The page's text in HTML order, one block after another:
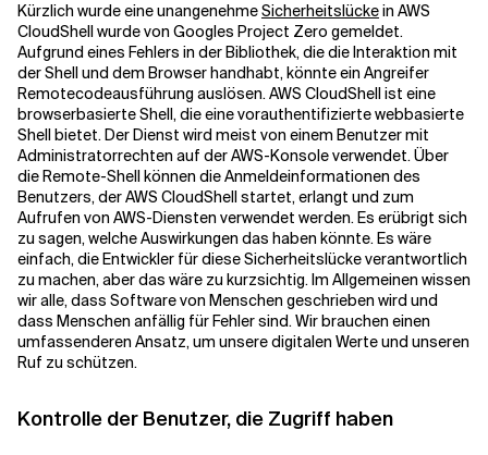
Verwandte Themen
Kürzlich wurde eine unangenehmeSicherheitslückein AWS
CloudShell wurde von Googles Project Zero gemeldet.
Aufgrund eines Fehlers in der Bibliothek, die die Interaktion mit
der Shell und dem Browser handhabt, könnte ein Angreifer
Remotecodeausführung auslösen. AWS CloudShell ist eine
browserbasierte Shell, die eine vorauthentifizierte webbasierte
Shell bietet. Der Dienst wird meist von einem Benutzer mit
Administratorrechten auf der AWS-Konsole verwendet.Über
die Remote-Shell können die Anmeldeinformationen des
Benutzers, der AWS CloudShell startet, erlangt und zum
Aufrufen von AWS-Diensten verwendet werden. Es erübrigt sich
zu sagen, welche Auswirkungen das haben könnte. Es wäre
einfach, die Entwickler für diese Sicherheitslücke verantwortlich
zu machen, aber das wäre zu kurzsichtig. Im Allgemeinen wissen
wir alle, dass Software von Menschen geschrieben wird und
dass Menschen anfällig für Fehler sind. Wir brauchen einen
umfassenderen Ansatz, um unsere digitalen Werte und unseren
Ruf zu schützen.
Kontrolle der Benutzer, die Zugriff haben